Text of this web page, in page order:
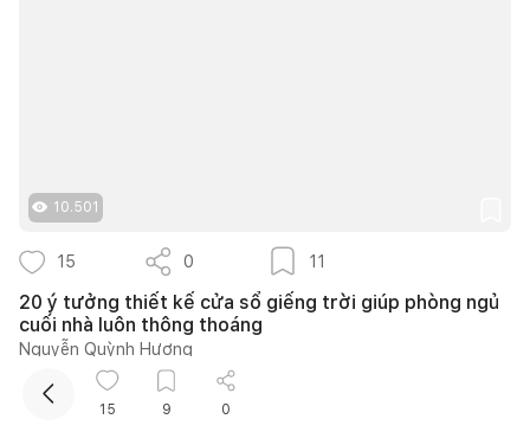
10.501
15 0 11
20 ý tưởng thiết kế cửa sổ giếng trời giúp phòng ngủ
cuối nhà luôn thông thoáng
Nguyễn Quỳnh Hương
15 9 0